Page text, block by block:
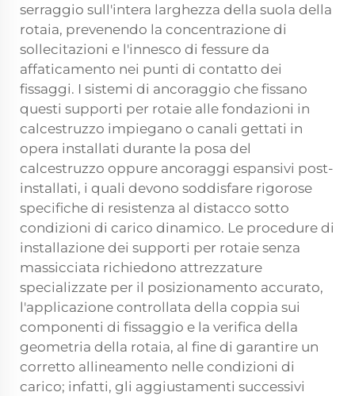
serraggio sull'intera larghezza della suola della
rotaia, prevenendo la concentrazione di
sollecitazioni e l'innesco di fessure da
affaticamento nei punti di contatto dei
fissaggi. I sistemi di ancoraggio che fissano
questi supporti per rotaie alle fondazioni in
calcestruzzo impiegano o canali gettati in
opera installati durante la posa del
calcestruzzo oppure ancoraggi espansivi post-
installati, i quali devono soddisfare rigorose
specifiche di resistenza al distacco sotto
condizioni di carico dinamico. Le procedure di
installazione dei supporti per rotaie senza
massicciata richiedono attrezzature
specializzate per il posizionamento accurato,
l'applicazione controllata della coppia sui
componenti di fissaggio e la verifica della
geometria della rotaia, al fine di garantire un
corretto allineamento nelle condizioni di
carico; infatti, gli aggiustamenti successivi